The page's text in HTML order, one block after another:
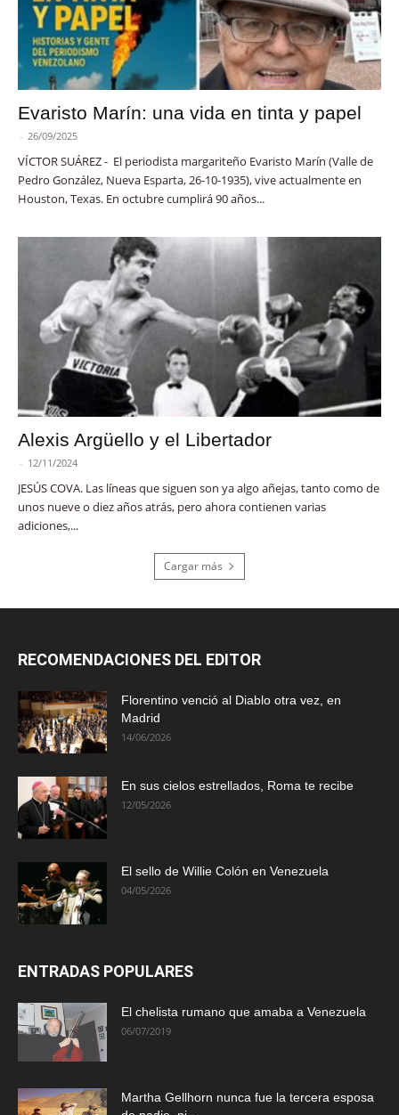
Evaristo Marín: una vida en tinta y papel
- 26/09/2025
VÍCTOR SUÁREZ - El periodista margariteño Evaristo Marín (Valle de
Pedro González, Nueva Esparta, 26-10-1935), vive actualmente en
Houston, Texas. En octubre cumplirá 90 años...
Alexis Argüello y el Libertador
- 12/11/2024
JESÚS COVA. Las líneas que siguen son ya algo añejas, tanto como de
unos nueve o diez años atrás, pero ahora contienen varias
adiciones,...
Cargar más
RECOMENDACIONES DEL EDITOR
Florentino venció al Diablo otra vez, en
Madrid
14/06/2026
En sus cielos estrellados, Roma te recibe
12/05/2026
El sello de Willie Colón en Venezuela
04/05/2026
ENTRADAS POPULARES
El chelista rumano que amaba a Venezuela
06/07/2019
Martha Gellhorn nunca fue la tercera esposa